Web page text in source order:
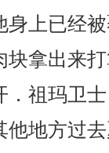
上已经
块拿出来
祖玛卫
他地方过